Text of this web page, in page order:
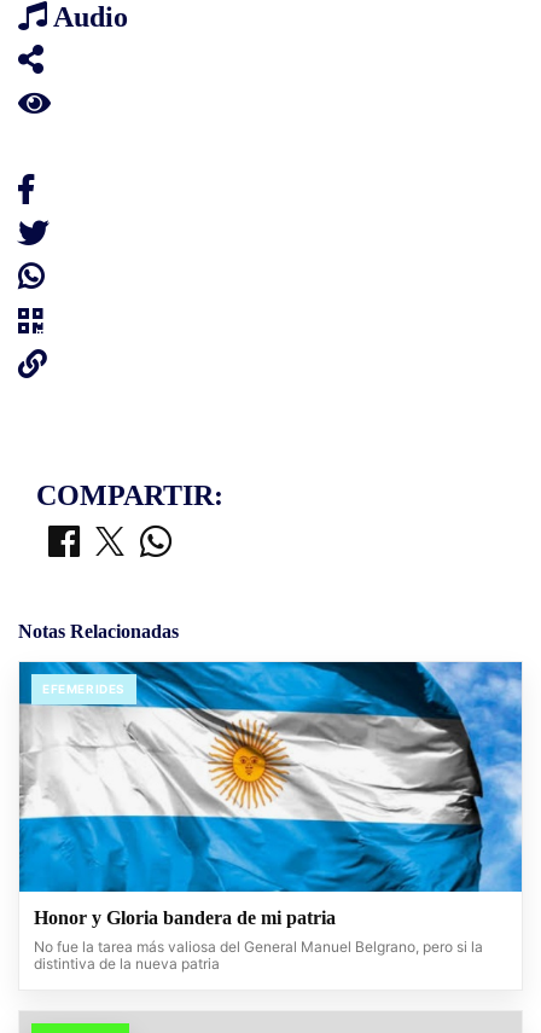
Audio
COMPARTIR:
Notas Relacionadas
EFEMERIDES
Honor y Gloria bandera de mi patria
No fue la tarea más valiosa del General Manuel Belgrano, pero si la
distintiva de la nueva patria